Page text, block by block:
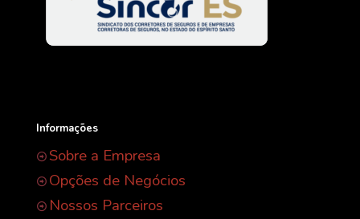
Informações
Sobre a Empresa
Opções de Negócios
Nossos Parceiros